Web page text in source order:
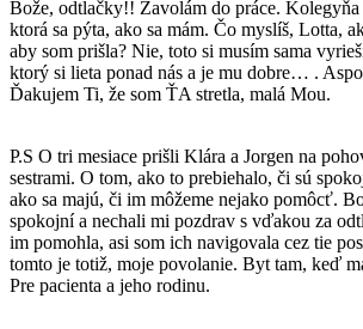
Bože, odtlačky!! Zavolám do práce. Kolegyňa
ktorá sa pýta, ako sa mám. Čo myslíš, Lotta,
aby som prišla? Nie, toto si musím sama
ktorý si lieta ponad nás a je mu dobre… .
Ďakujem Ti, že som ŤA stretla, malá Mou.
P.S O tri mesiace prišli Klára a Jorgen na
sestrami. O tom, ako to prebiehalo, či sú
ako sa majú, či im môžeme nejako pomôcť.
spokojní a nechali mi pozdrav s vďakou za
im pomohla, asi som ich navigovala cez tie
tomto je totiž, moje povolanie. Byt tam, keď
Pre pacienta a jeho rodinu.